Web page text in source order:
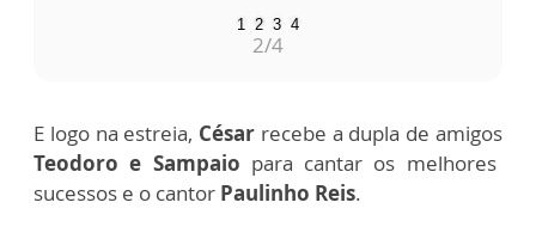
1 2 3 4
2/4
E logo na estreia, César recebe a dupla de amigos
Teodoro e Sampaio para cantar os melhores
sucessos e o cantor Paulinho Reis.